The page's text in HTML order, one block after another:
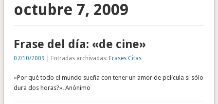
octubre 7, 2009
Frase del día: «de cine»
07/10/2009 | Entradas archivadas: Frases Citas
«Por qué todo el mundo sueña con tener un amor de película si sólo
dura dos horas?». Anónimo